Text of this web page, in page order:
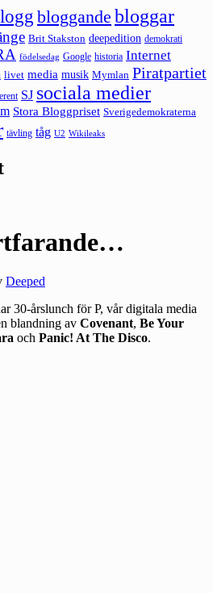
bloggande bloggar
Brit Stakston deepedition demokrati
födelsedag Google historia Internet
livet media musik Mymlan Piratpartiet
SJ sociala medier
Stora Bloggpriset Sverigedemokraterna
tävling tåg U2 Wikileaks
Deeped
30-årslunch för P, vår digitala media
blandning av Covenant, Be Your
och Panic! At The Disco.